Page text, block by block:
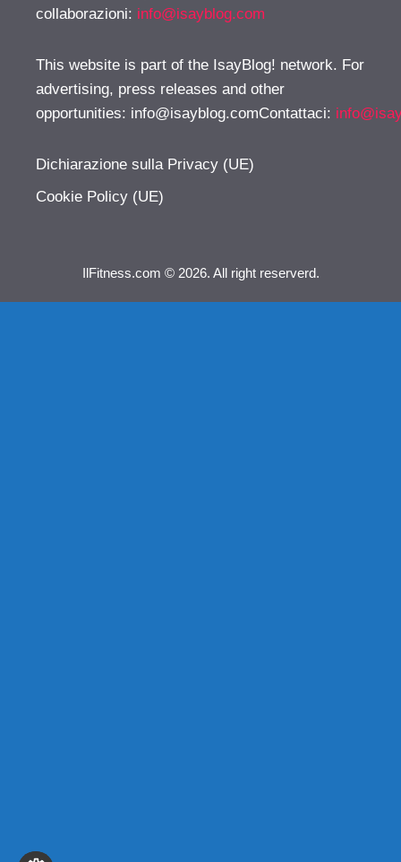
collaborazioni: info@isayblog.com
This website is part of the IsayBlog! network. For
advertising, press releases and other
opportunities: info@isayblog.comContattaci:
Dichiarazione sulla Privacy (UE)
Cookie Policy (UE)
IlFitness.com © 2026. All right reserverd.